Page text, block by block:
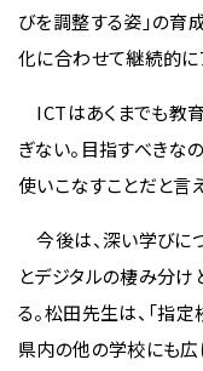
びを調整する姿」の育
化に合わせて継続的に
ICTはあくまでも教
ぎない。目指すべきな
使いこなすことだと言
今後は、深い学びに
とデジタルの棲み分け
る。松田先生は、「指
県内の他の学校にも広